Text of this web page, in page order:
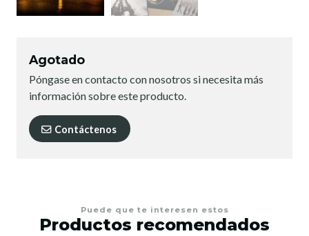
Agotado
Póngase en contacto con nosotros si necesita más
información sobre este producto.
Contáctenos
Puede que te interesen estos
Productos recomendados